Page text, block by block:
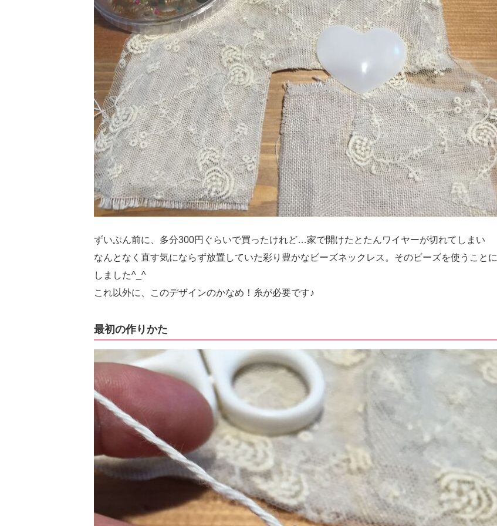
ずいぶん前に、多分300円ぐらいで買ったけれど…家で開けたとたんワイヤーが切れてしまい
なんとなく直す気にならず放置していた彩り豊かなビーズネックレス。そのビーズを使うことに
しました^_^
これ以外に、このデザインのかなめ！糸が必要です♪
最初の作りかた